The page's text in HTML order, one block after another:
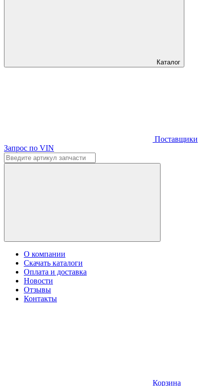
Каталог
Поставщики
Запрос по VIN
О компании
Скачать каталоги
Оплата и доставка
Новости
Отзывы
Контакты
Корзина